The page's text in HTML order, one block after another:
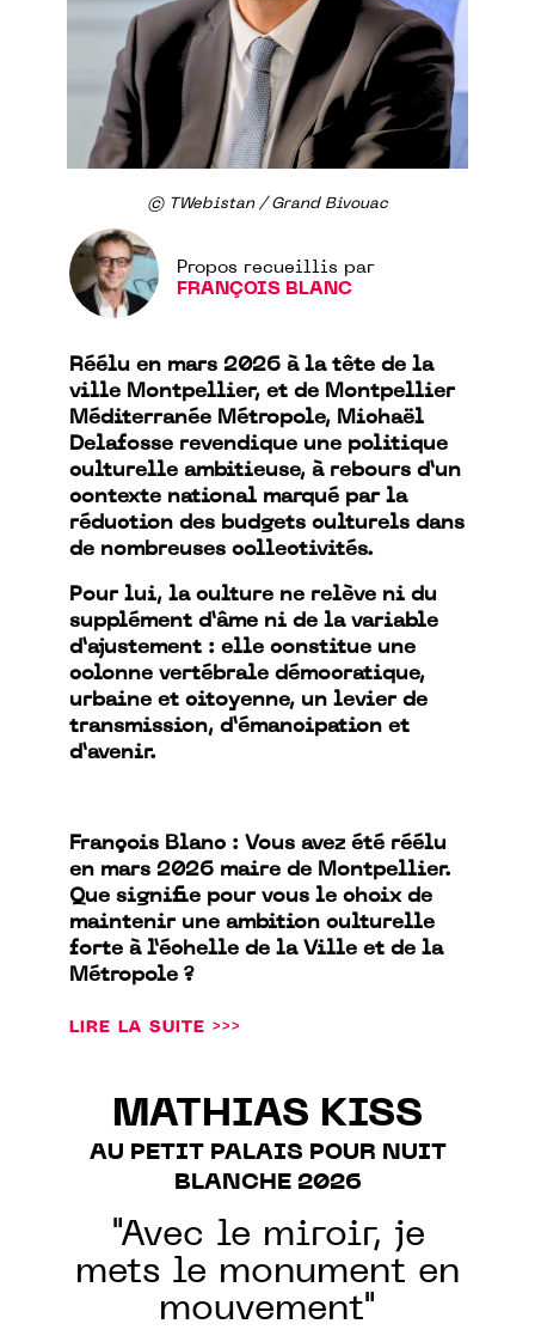
© TWebistan / Grand Bivouac
Propos recueillis par
FRANÇOIS BLANC
Réélu en mars 2026 à la tête de la
ville Montpellier, et de Montpellier
Méditerranée Métropole, Michaël
Delafosse revendique une politique
culturelle ambitieuse, à rebours d’un
contexte national marqué par la
réduction des budgets culturels dans
de nombreuses collectivités.
Pour lui, la culture ne relève ni du
supplément d’âme ni de la variable
d’ajustement : elle constitue une
colonne vertébrale démocratique,
urbaine et citoyenne, un levier de
transmission, d’émancipation et
d’avenir.
François Blanc : Vous avez été réélu
en mars 2026 maire de Montpellier.
Que signifie pour vous le choix de
maintenir une ambition culturelle
forte à l’échelle de la Ville et de la
Métropole ?
LIRE LA SUITE >>>
MATHIAS KISS
AU PETIT PALAIS POUR NUIT
BLANCHE 2026
"Avec le miroir, je
mets le monument en
mouvement"